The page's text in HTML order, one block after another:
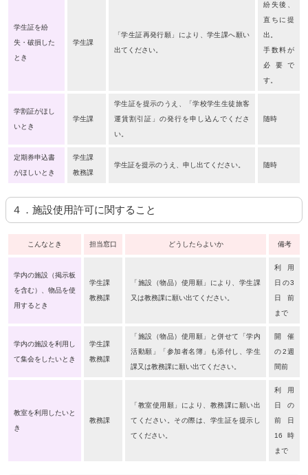
学生証を紛
失・破損した
とき
学生課
「学生証再発行願」により、学生課へ願い
出てください。
紛失後、
直ちに提
出。
手数料が
必要で
す。
学割証がほし
いとき
学生課
学生証を提示のうえ、「学校学生生徒旅客
運賃割引証」の発行を申し込んでくださ
い。
随時
定期券申込書
がほしいとき
学生課
教務課
学生証を提示のうえ、申し出てください。 随時
４．施設使用許可に関すること
こんなとき 担当窓口 どうしたらよいか 備考
学内の施設（掲示板
を含む）、物品を使
用するとき
学生課
教務課
「施設（物品）使用願」により、学生課
又は教務課に願い出てください。
利用
日の3
日前
まで
学内の施設を利用し
て集会をしたいとき
学生課
教務課
「施設（物品）使用願」と併せて「学内
活動願」「参加者名簿」も添付し、学生
課又は教務課に願い出てください。
開催
の2週
間前
教室を利用したいと
き
教務課
「教室使用願」により、教務課に願い出
てください。その際は、学生証を提示し
てください。
利用
日の
前日
16時
まで